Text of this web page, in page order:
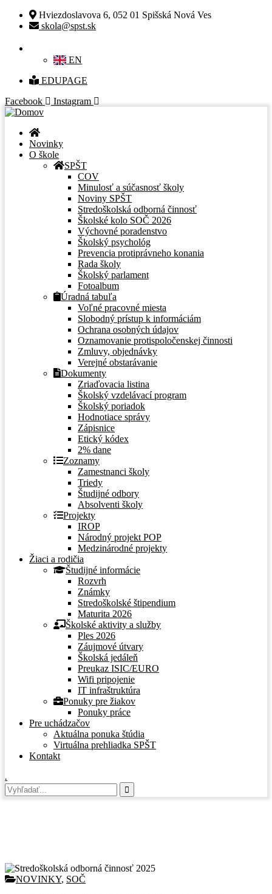
Hviezdoslavova 6, 052 01 Spišská Nová Ves
skola@spst.sk
EN
EDUPAGE
Facebook
Instagram
Novinky
O škole
SPŠT
COV
Minulosť a súčasnosť školy
Noviny SPŠT
Stredoškolská odborná činnosť
Školské kolo SOČ 2026
Výchovné poradenstvo
Školský psychológ
Prevencia protiprávneho konania
Rada školy
Školský parlament
Fotoalbum
Úradná tabuľa
Voľné pracovné miesta
Slobodný prístup k informáciám
Ochrana osobných údajov
Oznamovanie protispoločenskej činnosti
Zmluvy, objednávky
Verejné obstarávanie
Dokumenty
Zriaďovacia listina
Školský vzdelávací program
Školský poriadok
Hodnotiace správy
Zápisnice
Etický kódex
2% dane
Zoznamy
Zamestnanci školy
Triedy
Študijné odbory
Absolventi školy
Projekty
IROP
Národný projekt POP
Medzinárodné projekty
Žiaci a rodičia
Študijné informácie
Rozvrh
Známky
Stredoškolské štipendium
Maturita 2026
Školské aktivity a služby
Ples 2026
Záujmové útvary
Školská jedáleň
Preukaz ISIC/EURO
Wifi pripojenie
IT infraštruktúra
Ponuky pre žiakov
Ponuky práce
Pre uchádzačov
Aktuálna ponuka štúdia
Virtuálna prehliadka SPŠT
Kontakt
.
NOVINKY, SOČ